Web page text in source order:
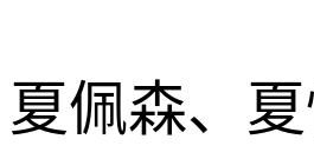
夏佩森、夏